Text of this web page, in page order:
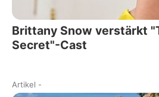
Brittany Snow verstärkt
Secret"-Cast
Artikel -